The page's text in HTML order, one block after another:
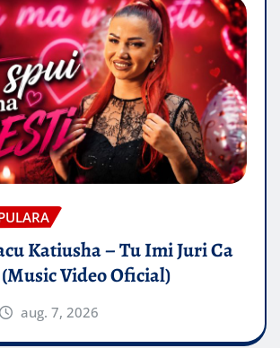
Katiusha – Tu Imi Juri Ca
Video Oficial)
aug. 7, 2026